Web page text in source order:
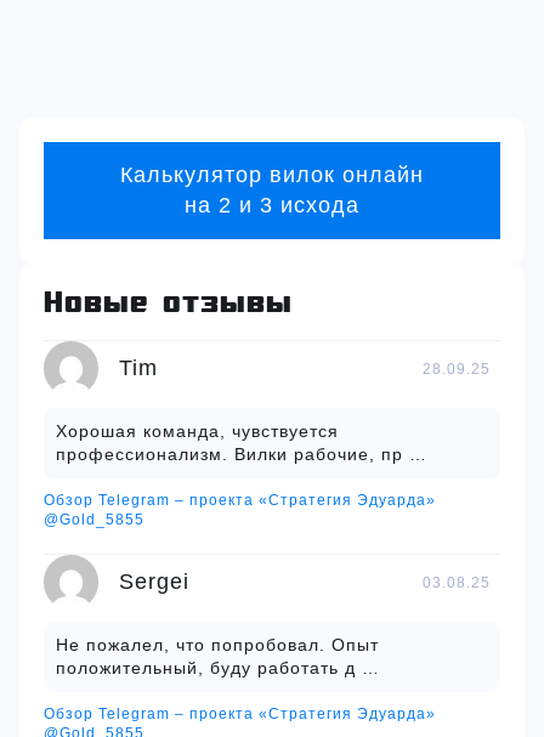
Калькулятор вилок онлайн
на 2 и 3 исхода
Новые отзывы
Tim 28.09.25
Хорошая команда, чувствуется
профессионализм. Вилки рабочие, пр …
Обзор Telegram – проекта «Стратегия Эдуарда»
@Gold_5855
Sergei 03.08.25
Не пожалел, что попробовал. Опыт
положительный, буду работать д …
Обзор Telegram – проекта «Стратегия Эдуарда»
@Gold_5855